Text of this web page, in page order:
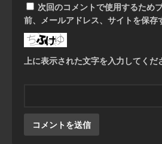
次回のコメントで使用するため
前、メールアドレス、サイトを保存
上に表示された文字を入力してくだ